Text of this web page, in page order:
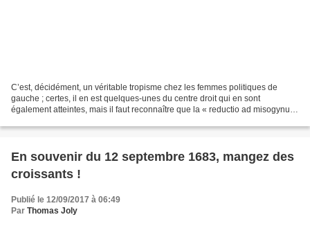
C’est, décidément, un véritable tropisme chez les femmes politiques de
gauche ; certes, il en est quelques-unes du centre droit qui en sont
également atteintes, mais il faut reconnaître que la « reductio ad misogynum
En souvenir du 12 septembre 1683, mangez des
croissants !
Publié le 12/09/2017 à 06:49
Par Thomas Joly